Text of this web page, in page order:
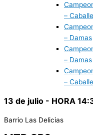
–
– Damas
– Damas
–
13 de julio - HORA
Barrio Las Delicias